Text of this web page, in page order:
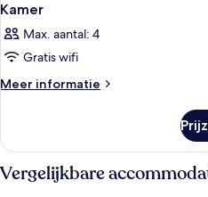
Kamer
Max. aantal: 4
Gratis wifi
Meer informatie
Meer
Vergelijkbare